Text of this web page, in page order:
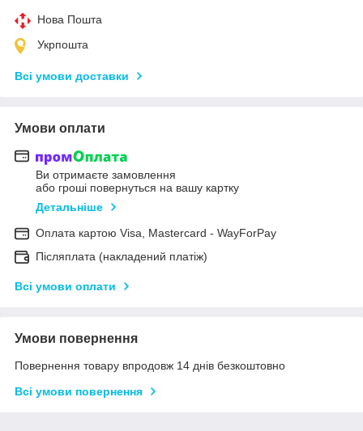
Нова Пошта
Укрпошта
Всі умови доставки
Умови оплати
Ви отримаєте замовлення
або гроші повернуться на вашу картку
Детальніше
Оплата картою Visa, Mastercard - WayForPay
Післяплата (накладений платіж)
Всі умови оплати
Умови повернення
Повернення товару впродовж 14 днів безкоштовно
Всі умови повернення